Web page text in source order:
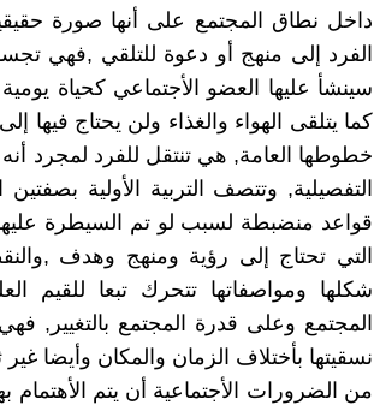
داخل نطاق المجتمع على أنها صورة
الفرد إلى منهج أو دعوة للتلقي ,فهي
سينشأ عليها العضو الأجتماعي كحياة
كما يتلقى الهواء والغذاء ولن يحتاج فيها
خطوطها العامة, هي تنتقل للفرد لمجرد
التفصيلية, وتتصف التربية الأولية
قواعد منضبطة لسبب لو تم السيطرة عليها
التي تحتاج إلى رؤية ومنهج وهدف
شكلها ومواصفاتها تتحرك تبعا للقيم
المجتمع وعلى قدرة المجتمع بالتغيير,
نسقيتها بأختلاف الزمان والمكان وأيضا غير
من الضرورات الأجتماعية أن يتم